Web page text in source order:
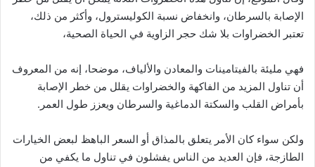
الإصابة بالسرطان، وانخفاض نسبة الكوليسترول، وأكثر من ذلك،
تعتبر الخضراوات بلا شك حجر الزاوية في الحياة الصحية،
فهي مليئة بالفيتامينات والمعادن والألياف، موضحا، إنه من المعروف
أن تناول المزيد من الفاكهة والخضراوات يقلل من خطر الإصابة
بأمراض القلب والسكتة الدماغية والسرطان ويعزز طول العمر.
ولكن سواء كان الأمر يتعلق بالمذاق أو السعر الباهظ لبعض الخيارات
الطازجة، فإن العديد من الناس يفشلون في تناول ما يكفي من